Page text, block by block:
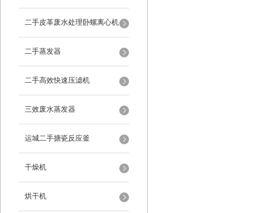
二手皮革废水处理卧螺离心机
二手蒸发器
二手高效快速压滤机
三效废水蒸发器
运城二手搪瓷反应釜
干燥机
烘干机